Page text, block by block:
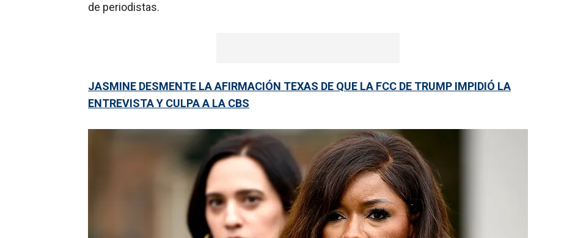
de periodistas.
JASMINE DESMENTE LA AFIRMACIÓN TEXAS DE QUE LA FCC DE TRUMP IMPIDIÓ LA
ENTREVISTA Y CULPA A LA CBS